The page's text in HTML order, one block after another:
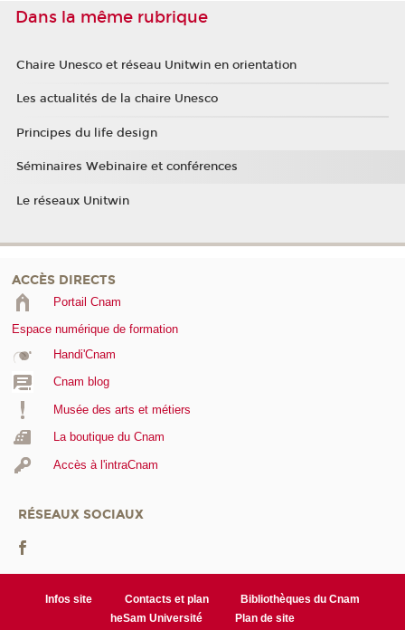
Dans la même rubrique
Chaire Unesco et réseau Unitwin en orientation
Les actualités de la chaire Unesco
Principes du life design
Séminaires Webinaire et conférences
Le réseaux Unitwin
ACCÈS DIRECTS
Portail Cnam
Espace numérique de formation
Handi'Cnam
Cnam blog
Musée des arts et métiers
La boutique du Cnam
Accès à l'intraCnam
RÉSEAUX SOCIAUX
Infos site Contacts et plan
Bibliothèques du Cnam
heSam Université
Plan de site